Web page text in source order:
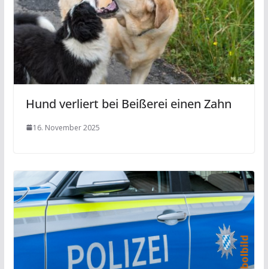
Hund verliert bei Beißerei einen Zahn
16. November 2025